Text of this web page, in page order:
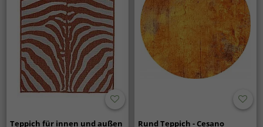
Teppich für innen und außen Rund Teppich - Cesano